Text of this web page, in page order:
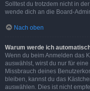
Solltest du trotzdem nicht in
wende dich an die Board-
Nach oben
Warum werde ich
Wenn du beim Anmelden das
auswählst, wirst du nur für
Missbrauch deines
bleiben, kannst du das
auswählen. Dies ist nicht